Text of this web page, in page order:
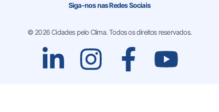
Siga-nos nas Redes Sociais
© 2026 Cidades pelo Clima. Todos os direitos reservados.